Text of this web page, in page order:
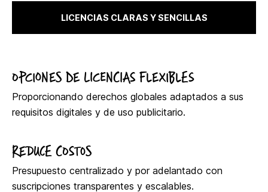
LICENCIAS CLARAS Y SENCILLAS
OPCIONES DE LICENCIAS FLEXIBLES
Proporcionando derechos globales adaptados a sus
requisitos digitales y de uso publicitario.
REDUCE COSTOS
Presupuesto centralizado y por adelantado con
suscripciones transparentes y escalables.